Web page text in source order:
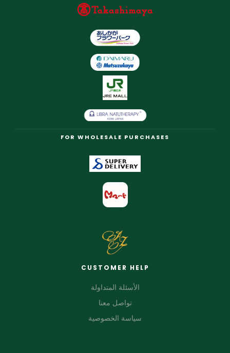
FOR WHOLESALE PURCHASES
CUSTOMER HELP
الأسئلة المتداولة
تواصل معنا
سياسة الخصوصية